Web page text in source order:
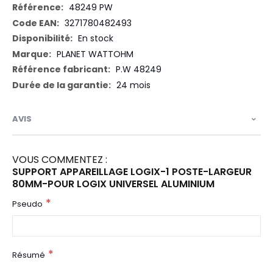
Plus
d’information
48249 PW
3271780482493
En stock
PLANET WATTOHM
P.W 48249
24 mois
AVIS
VOUS COMMENTEZ :
SUPPORT APPAREILLAGE LOGIX-1 POSTE-LARGEUR
80MM-POUR LOGIX UNIVERSEL ALUMINIUM
Pseudo
Résumé